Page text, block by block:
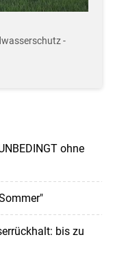
-
ohne
bis zu